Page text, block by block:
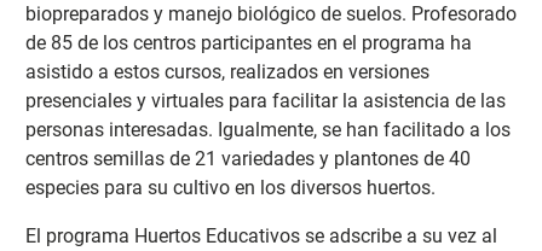
biopreparados y manejo biológico de suelos. Profesorado
de 85 de los centros participantes en el programa ha
asistido a estos cursos, realizados en versiones
presenciales y virtuales para facilitar la asistencia de las
personas interesadas. Igualmente, se han facilitado a los
centros semillas de 21 variedades y plantones de 40
especies para su cultivo en los diversos huertos.
El programa Huertos Educativos se adscribe a su vez al